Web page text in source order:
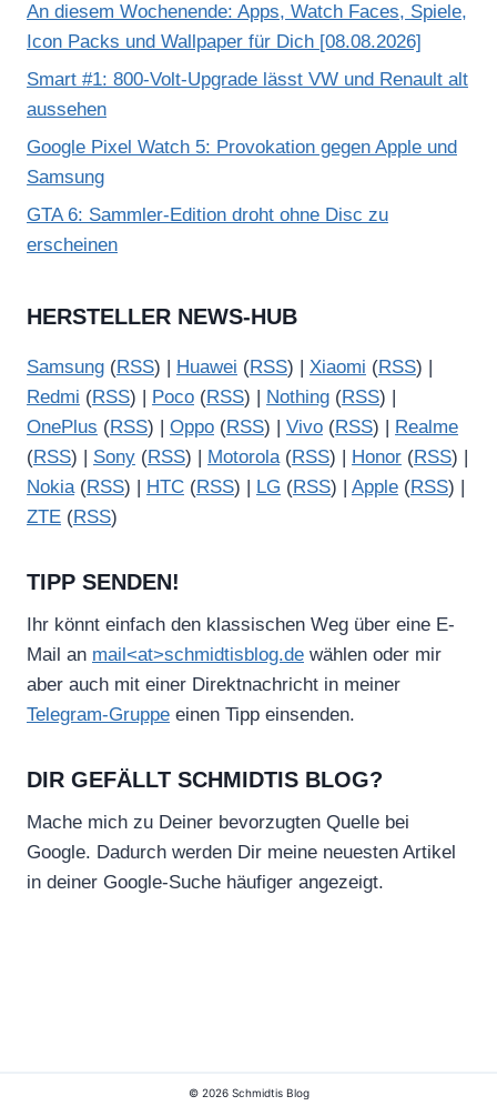
An diesem Wochenende: Apps, Watch Faces, Spiele,
Icon Packs und Wallpaper für Dich [08.08.2026]
Smart #1: 800-Volt-Upgrade lässt VW und Renault alt
aussehen
Google Pixel Watch 5: Provokation gegen Apple und
Samsung
GTA 6: Sammler-Edition droht ohne Disc zu
erscheinen
HERSTELLER NEWS-HUB
Samsung (RSS) | Huawei (RSS) | Xiaomi (RSS) |
Redmi (RSS) | Poco (RSS) | Nothing (RSS) |
OnePlus (RSS) | Oppo (RSS) | Vivo (RSS) |
Realme
(RSS) | Sony (RSS) | Motorola(RSS) | Honor (RSS) |
Nokia(RSS) | HTC (RSS) | LG (RSS) | Apple (RSS) |
ZTE (RSS)
TIPP SENDEN!
Ihr könnt einfach den klassischen Weg über eine E-
Mail an mail<at>schmidtisblog.de wählen oder mir
aber auch mit einer Direktnachricht in meiner
Telegram-Gruppe einen Tipp einsenden.
DIR GEFÄLLT SCHMIDTIS BLOG?
Mache mich zu Deiner bevorzugten Quelle bei
Google. Dadurch werden Dir meine neuesten Artikel
in deiner Google-Suche häufiger angezeigt.
© 2026 Schmidtis Blog